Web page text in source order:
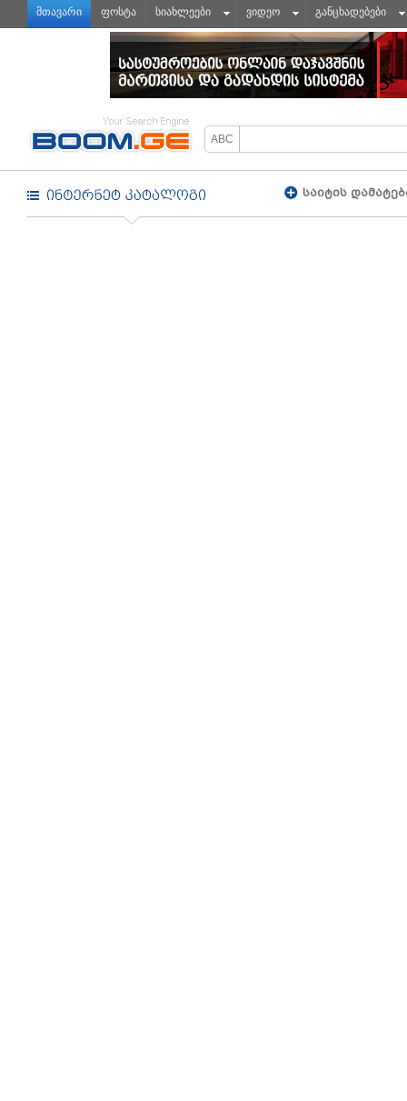
მთავარი ფოსტა სიახლეები ვიდეო განცხადებები
საიტის